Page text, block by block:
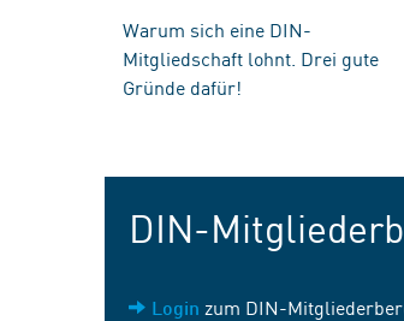
Warum sich eine DIN-
Mitgliedschaft lohnt. Drei gute
Gründe dafür!
DIN-
Login zum DIN-